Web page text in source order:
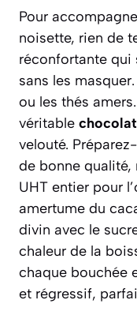
Pour
noisette, rien de
réconfortante qui
sans les
ou les thés
véritable
velouté.
de bonne qualité,
UHT entier pour
amertume du
divin avec le
chaleur de la
chaque bouchée
et régressif,